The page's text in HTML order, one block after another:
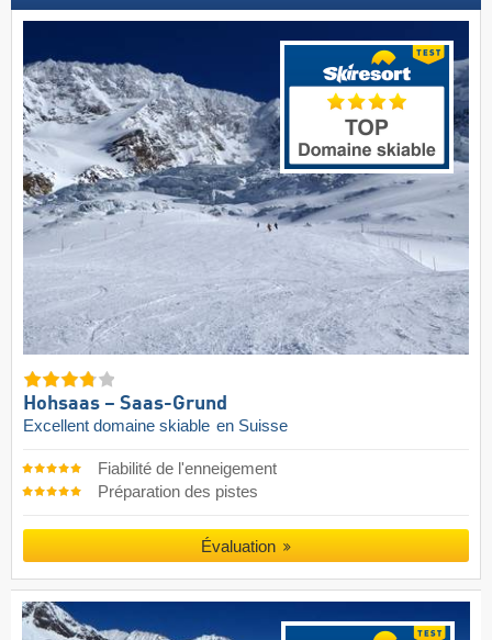
Hohsaas – Saas-Grund
Excellent domaine skiable en Suisse
Fiabilité de l'enneigement
Préparation des pistes
Évaluation